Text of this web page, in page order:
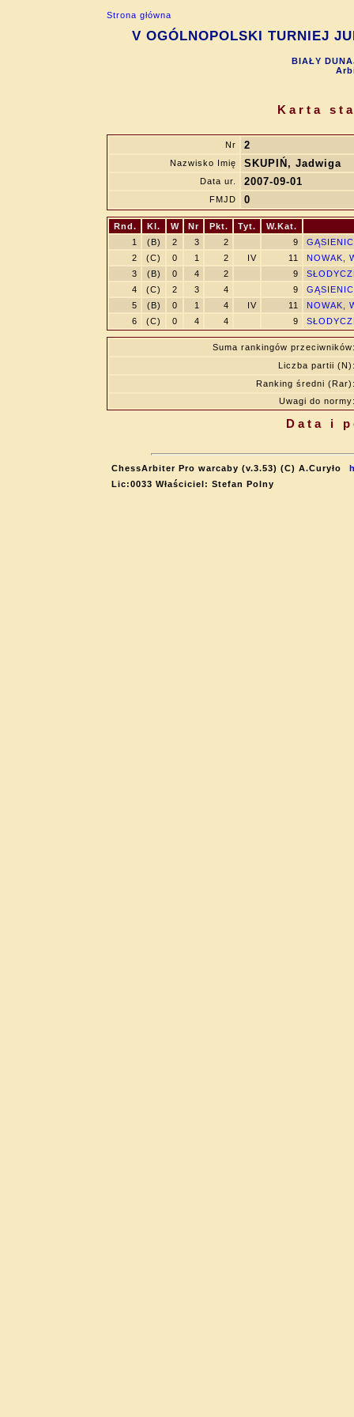
Strona główna
V OGÓLNOPOLSKI TURNIEJ
BIAŁY
Karta
Nr 2
Nazwisko Imię SKUPIŃ, Jadwiga
Data ur. 2007-09-01
FMJD 0
Rnd. Kl. W Nr Pkt. Tyt.
W.Kat.
1
(B) 2 3 2 9
2
(C) 0 1 2 IV 11
NOWAK,
3
(B) 0 4 2 9
4
(C) 2 3 4 9
5
(B) 0 1 4 IV 11
NOWAK,
6
(C) 0 4 4 9
Suma rankingów
Liczba partii
Ranking średni
Uwagi do
Data i
ChessArbiter Pro warcaby (v.3.53) (C) A.Curyło
Lic:0033 Właściciel: Stefan Polny